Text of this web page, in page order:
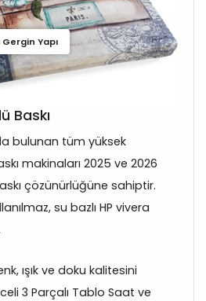
Yapı
Baskı
bulunan tüm yüksek
makinaları 2025 ve 2026
çözünürlüğüne sahiptir.
su bazlı HP vivera
ışık ve doku kalitesini
3 Parçalı Tablo Saat ve